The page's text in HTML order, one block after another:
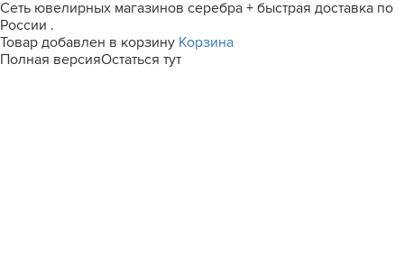
Сеть ювелирных магазинов серебра + быстрая доставка по
России .
Товар добавлен в корзину Корзина
Полная версияОстаться тут